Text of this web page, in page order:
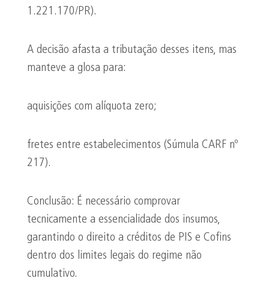
1.221.170/PR).
A decisão afasta a tributação desses itens, mas
manteve a glosa para:
aquisições com alíquota zero;
fretes entre estabelecimentos (Súmula CARF nº
217).
Conclusão: É necessário comprovar
tecnicamente a essencialidade dos insumos,
garantindo o direito a créditos de PIS e Cofins
dentro dos limites legais do regime não
cumulativo.